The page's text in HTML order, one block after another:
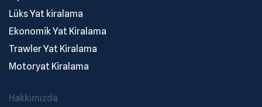
Lüks Yat kiralama
Ekonomik Yat Kiralama
Trawler Yat Kiralama
Motoryat Kiralama
Hakkımızda